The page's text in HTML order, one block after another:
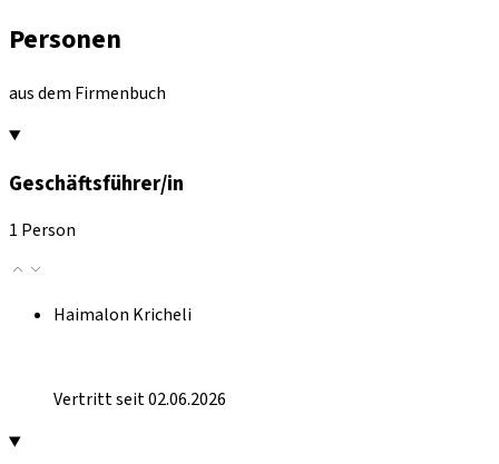
Personen
aus dem Firmenbuch
Geschäftsführer/in
1 Person
Haimalon Kricheli
Vertritt seit 02.06.2026